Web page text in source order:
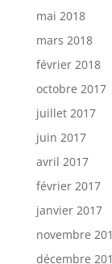
mai 2018
mars 2018
février 2018
octobre 2017
juillet 2017
juin 2017
avril 2017
février 2017
janvier 2017
novembre
décembre